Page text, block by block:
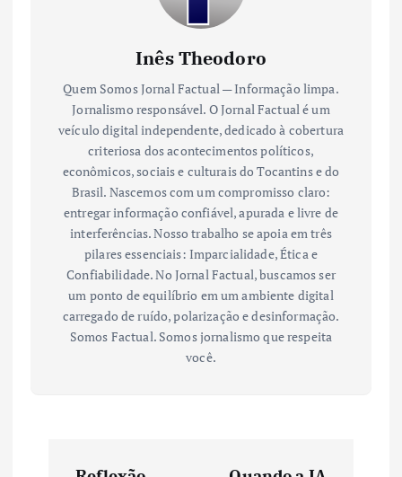
Inês Theodoro
Quem Somos Jornal Factual — Informação limpa.
Jornalismo responsável. O Jornal Factual é um
veículo digital independente, dedicado à cobertura
criteriosa dos acontecimentos políticos,
econômicos, sociais e culturais do Tocantins e do
Brasil. Nascemos com um compromisso claro:
entregar informação confiável, apurada e livre de
interferências. Nosso trabalho se apoia em três
pilares essenciais: Imparcialidade, Ética e
Confiabilidade. No Jornal Factual, buscamos ser
um ponto de equilíbrio em um ambiente digital
carregado de ruído, polarização e desinformação.
Somos Factual. Somos jornalismo que respeita
você.